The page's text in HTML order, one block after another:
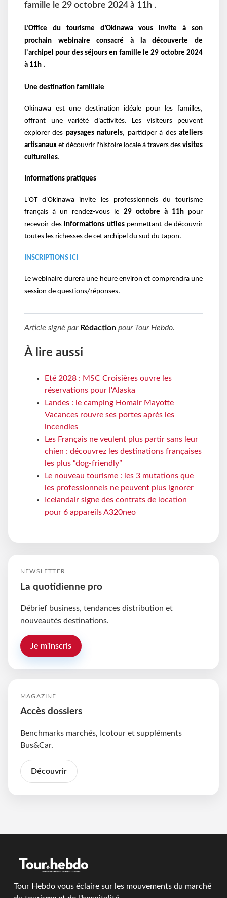
famille le 29 octobre 2024 à 11h .
L’Office du tourisme d’Okinawa vous invite à son
prochain webinaire consacré à la découverte de
l'archipel pour des séjours en famille le 29 octobre 2024
à 11h .
Une destination familiale
Okinawa est une destination idéale pour les familles,
offrant une variété d'activités. Les visiteurs peuvent
explorer des paysages naturels, participer à desateliers
artisanaux et découvrir l'histoire locale à travers des visites
culturelles.
Informations pratiques
L'OT d'Okinawa invite les professionnels du tourisme
français à un rendez-vous le 29 octobre à 11hpour
recevoir des informations utiles permettant de découvrir
toutes les richesses de cet archipel du sud du Japon.
INSCRIPTIONS ICI
Le webinaire durera une heure environ et comprendra une
session de questions/réponses.
Article signé par Rédaction pour Tour Hebdo.
À lire aussi
Eté 2028 : MSC Croisières ouvre les
réservations pour l'Alaska
Landes : le camping Homair Mayotte
Vacances rouvre ses portes après les
incendies
Les Français ne veulent plus partir sans leur
chien : découvrez les destinations françaises
les plus “dog-friendly”
Le nouveau tourisme : les 3 mutations que
les professionnels ne peuvent plus ignorer
Icelandair signe des contrats de location
pour 6 appareils A320neo
NEWSLETTER
La quotidienne pro
Débrief business, tendances distribution et
nouveautés destinations.
Je m'inscris
MAGAZINE
Accès dossiers
Benchmarks marchés, Icotour et suppléments
Bus&Car.
Découvrir
Tour Hebdo vous éclaire sur les mouvements du marché